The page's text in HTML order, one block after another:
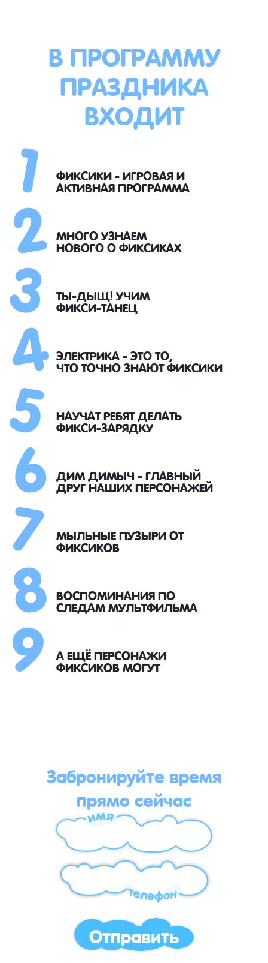
В ПРОГРАММУ
ПРАЗДНИКА
ВХОДИТ
ФИКСИКИ - ИГРОВАЯ И
АКТИВНАЯ ПРОГРАММА
МНОГО УЗНАЕМ
НОВОГО О ФИКСИКАХ
ТЫ-ДЫЩ! УЧИМ
ФИКСИ-ТАНЕЦ
ЭЛЕКТРИКА - ЭТО ТО,
ЧТО ТОЧНО ЗНАЮТ ФИКСИКИ
НАУЧАТ РЕБЯТ ДЕЛАТЬ
ФИКСИ-ЗАРЯДКУ
ДИМ ДИМЫЧ - ГЛАВНЫЙ
ДРУГ НАШИХ ПЕРСОНАЖЕЙ
МЫЛЬНЫЕ ПУЗЫРИ ОТ
ФИКСИКОВ
ВОСПОМИНАНИЯ ПО
СЛЕДАМ МУЛЬТФИЛЬМА
А ЕЩЁ ПЕРСОНАЖИ
ФИКСИКОВ МОГУТ
Забронируйте время
прямо сейчас
Отправить